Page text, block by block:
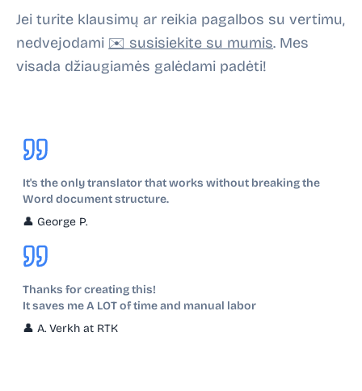
Jei turite klausimų ar reikia pagalbos su vertimu,
nedvejodami ✉️ susisiekite su mumis. Mes
visada džiaugiamės galėdami padėti!
It's the only translator that works without breaking the
Word document structure.
👤 George P.
Thanks for creating this!
It saves me A LOT of time and manual labor
👤 A. Verkh at RTK